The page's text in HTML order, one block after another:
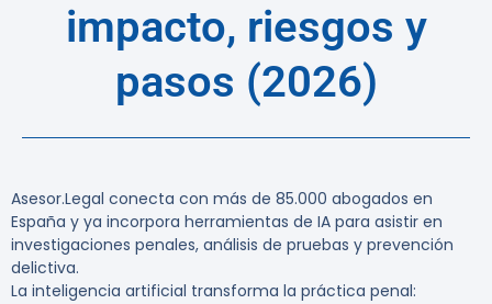
impacto, riesgos y
pasos (2026)
Asesor.Legal conecta con más de 85.000 abogados en
España y ya incorpora herramientas de IA para asistir en
investigaciones penales, análisis de pruebas y prevención
delictiva.
La inteligencia artificial transforma la práctica penal: